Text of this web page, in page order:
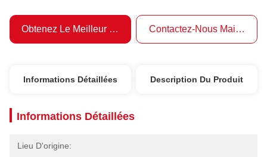
Obtenez Le Meilleur Prix Contactez-Nous Maintenant
Informations Détaillées Description Du Produit
Informations Détaillées
Lieu D'origine: